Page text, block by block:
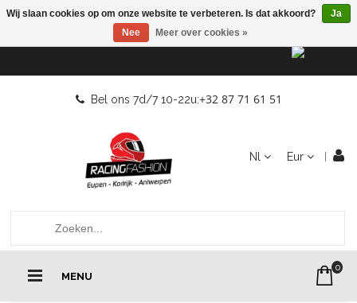
Bel ons 7d/7 10-22u:+32 87 71 61 51
Nl Eur
MENU
0
Wij slaan cookies op om onze website te verbeteren. Is dat akkoord?
Ja
Nee
Meer over cookies »